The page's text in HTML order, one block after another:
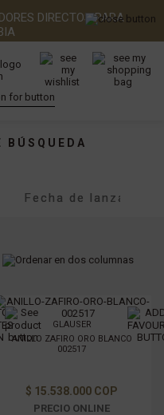
DIRECTOS PARA
BÚSQUEDA
GLAUSER
ANILLO ZAFIRO ORO BLANCO
002517
$ 15.538.000 COP
PRECIO ONLINE